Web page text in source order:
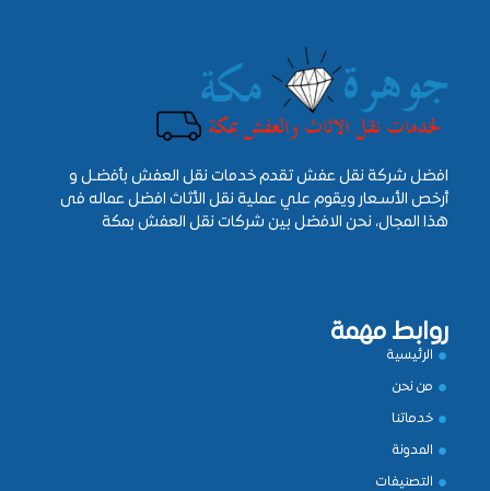
افضل شركة نقل عفش تقدم خدمات نقل العفش بأفضـل و
أرخص الأسـعار ويقوم علي عملية نقل الأثاث افضل عماله فى
هذا المجال، نحن الافضل بين شركات نقل العفش بمكة
روابط مهمة
الرئيسية
من نحن
خدماتنا
المدونة
التصنيفات